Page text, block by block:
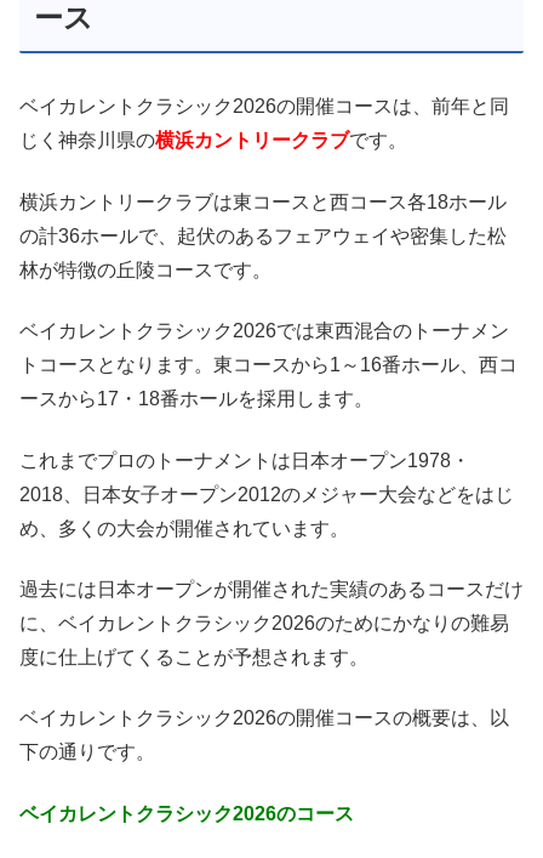
ース
ベイカレントクラシック2026の開催コースは、前年と同
じく神奈川県の横浜カントリークラブです。
横浜カントリークラブは東コースと西コース各18ホール
の計36ホールで、起伏のあるフェアウェイや密集した松
林が特徴の丘陵コースです。
ベイカレントクラシック2026では東西混合のトーナメン
トコースとなります。東コースから1～16番ホール、西コ
ースから17・18番ホールを採用します。
これまでプロのトーナメントは日本オープン1978・
2018、日本女子オープン2012のメジャー大会などをはじ
め、多くの大会が開催されています。
過去には日本オープンが開催された実績のあるコースだけ
に、ベイカレントクラシック2026のためにかなりの難易
度に仕上げてくることが予想されます。
ベイカレントクラシック2026の開催コースの概要は、以
下の通りです。
ベイカレントクラシック2026のコース